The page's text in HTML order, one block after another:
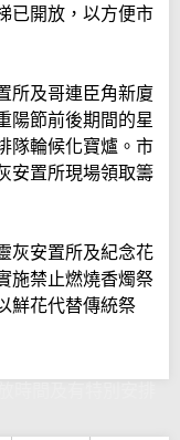
已開放，以方便市
所及哥連臣角新廈
陽節前後期間的星
隊輪候化寶爐。市
安置所現場領取籌
灰安置所及紀念花
施禁止燃燒香燭祭
鮮花代替傳統祭